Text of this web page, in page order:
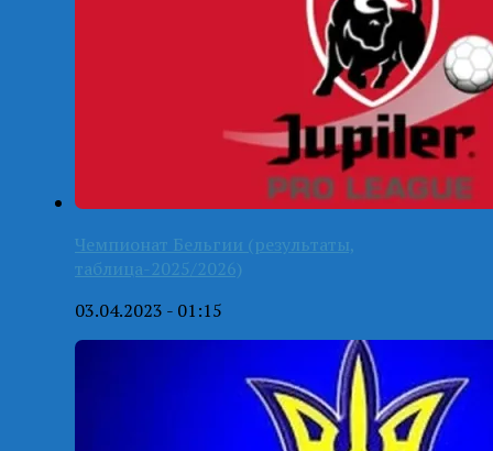
Чемпионат Бельгии (результаты,
таблица-2025/2026)
03.04.2023 - 01:15